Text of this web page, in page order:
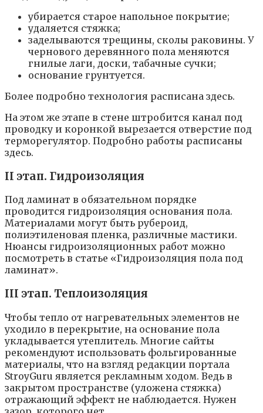
убирается старое напольное покрытие;
удаляется стяжка;
заделываются трещины, сколы раковины. У
чернового деревянного пола меняются
гнилые лаги, доски, табачные сучки;
основание грунтуется.
Более подробно технология расписана здесь.
На этом же этапе в стене штробится канал под
проводку и коронкой вырезается отверстие под
терморегулятор. Подробно работы расписаны
здесь.
II этап. Гидроизоляция
Под ламинат в обязательном порядке
проводится гидроизоляция основания пола.
Материалами могут быть рубероид,
полиэтиленовая пленка, различные мастики.
Нюансы гидроизоляционных работ можно
посмотреть в статье «Гидроизоляция пола под
ламинат».
III этап. Теплоизоляция
Чтобы тепло от нагревательных элементов не
уходило в перекрытие, на основание пола
укладывается утеплитель. Многие сайты
рекомендуют использовать фольгированные
материалы, что на взгляд редакции портала
StroyGuru является рекламным ходом. Ведь в
закрытом пространстве (уложена стяжка)
отражающий эффект не наблюдается. Нужен